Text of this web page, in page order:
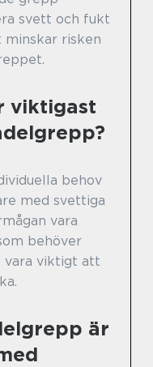
svett och fukt
minskar risken
viktigast
behov
med svettiga
vara
behöver
vara viktigt att
är